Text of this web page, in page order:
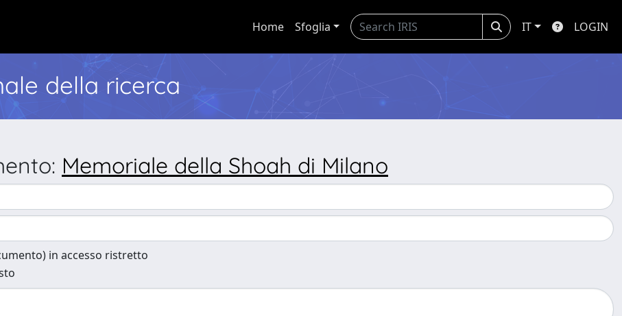
Home Sfoglia IT LOGIN
della ricerca
Memoriale della Shoah di Milano
in accesso ristretto